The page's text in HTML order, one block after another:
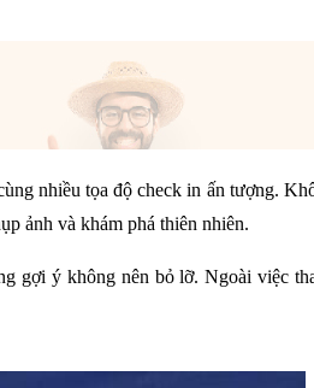
nhiều tọa độ check in ấn tượng.
ảnh và khám phá thiên nhiên.
gợi ý không nên bỏ lỡ. Ngoài việc